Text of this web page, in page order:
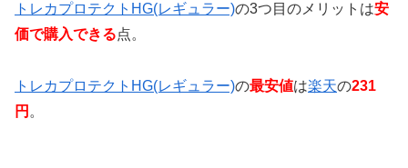
トレカプロテクトHG(レギュラー)の3つ目のメリットは安
価で購入できる点。
トレカプロテクトHG(レギュラー)の最安値は楽天の231
円 。